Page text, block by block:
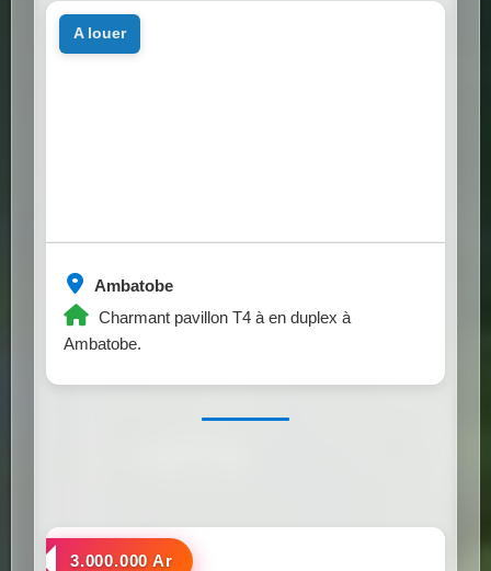
Ambatobe
Charmant pavillon T4 à en duplex à
Ambatobe.
a louer
a louer
3.000.000 Ar